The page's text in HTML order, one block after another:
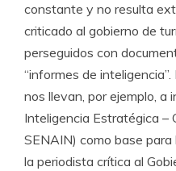
constante y no resulta
criticado al gobierno de
perseguidos con
“informes de
nos llevan, por ejemplo, a
Inteligencia Estratégica –
SENAIN) como base
la periodista crítica al